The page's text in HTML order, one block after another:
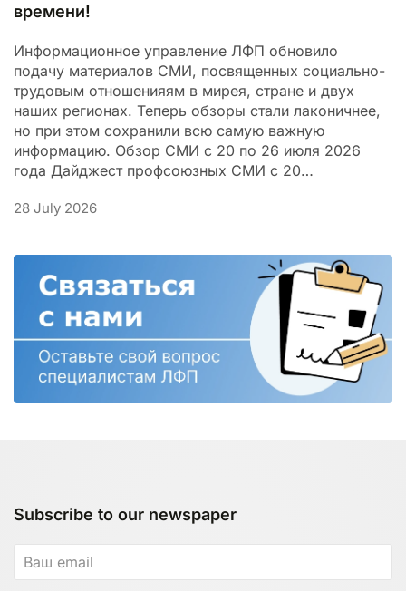
времени!
Информационное управление ЛФП обновило
подачу материалов СМИ, посвященных социально-
трудовым отношенияям в мирея, стране и двух
наших регионах. Теперь обзоры стали лаконичнее,
но при этом сохранили всю самую важную
информацию. Обзор СМИ с 20 по 26 июля 2026
года Дайджест профсоюзных СМИ с 20…
28 July 2026
Subscribe to our newspaper